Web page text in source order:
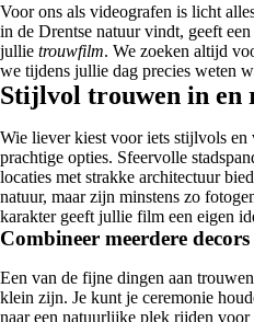
Voor ons als videografen is licht
in de Drentse natuur vindt, geeft
jullie trouwfilm. We zoeken altijd
we tijdens jullie dag precies weten
Stijlvol trouwen in en
Wie liever kiest voor iets stijlvols
prachtige opties. Sfeervolle
locaties met strakke architectuur
natuur, maar zijn minstens zo
karakter geeft jullie film een eigen
Combineer meerdere
Een van de fijne dingen aan
klein zijn. Je kunt je ceremonie
naar een natuurlijke plek rijden